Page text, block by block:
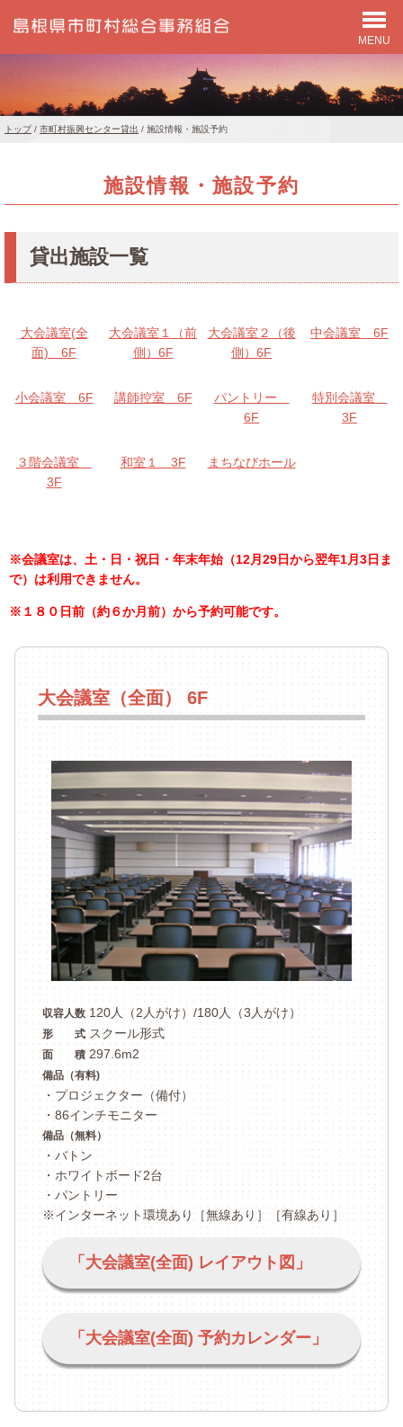
このページの本文へ
MENU
現
トップ/ 市町村振興センター貸出 / 施設情報・施設予約
施設情報・施設予約
貸出施設一覧
大会議室(全
面) 6F
大会議室１（前
側）6F
大会議室２（後
側）6F
中会議室 6F
小会議室 6F 講師控室 6F
パントリー
6F
特別会議室
3F
３階会議室
3F
和室１ 3F まちなびホール
※会議室は、土・日・祝日・年末年始（12月29日から翌年1月3日ま
で）は利用できません。
※１８０日前（約６か月前）から予約可能です。
大会議室（全面） 6F
収容人数120人（2人がけ）/180人（3人がけ）
形 式スクール形式
面 積297.6m2
備品（有料)
・プロジェクター（備付）
・86インチモニター
備品（無料）
・バトン
・ホワイトボード2台
・パントリー
※インターネット環境あり［無線あり］［有線あり］
「大会議室(全面) レイアウト図」
「大会議室(全面) 予約カレンダー」